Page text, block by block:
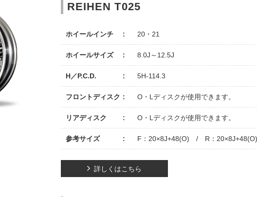
REIHEN T025
ホイールインチ 20・21
ホイールサイズ 8.0J～12.5J
H／P.C.D. 5H-114.3
フロントディスク O・Lディスクが使用できます。
リアディスク O・Lディスクが使用できます。
参考サイズ F：20×8J+48(O) / R：20×8J+48(O)
詳しくはこちら